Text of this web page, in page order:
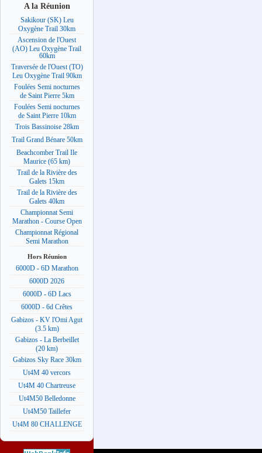
A la Réunion
Sakikour (SK) Leu
Oxygène Trail 30km
Ascension de l'Ouest
(AO) Leu Oxygène Trail
60km
Traversée de l'Ouest (TO)
Leu Oxygène Trail 90km
Foulées Semi nocturnes
de Saint Pierre 5km
Foulées Semi nocturnes
de Saint Pierre 10km
Trois Bassinoise 28km
Trail Grand Bénare 50km
Beachcomber Trail Ile
Maurice (65 km)
Trail de la Rivière des
Galets 15km
Trail de la Rivière des
Galets 40km
Championnat Semi
Marathon - Course Open
Championnat Régional
Semi Marathon
Hors Réunion
6000D - 6D Marathon
6000D 2026
6000D - 6D Lacs
6000D - 6d Crêtes
Gabizos - KV l'Omi Agut
(3.5 km)
Gabizos - La Berbeillet
(20 km)
Gabizos Sky Race 30km
Ut4M 40 vercors
Ut4M 40 Chartreuse
Ut4M50 Belledonne
Ut4M50 Taillefer
Ut4M 80 CHALLENGE